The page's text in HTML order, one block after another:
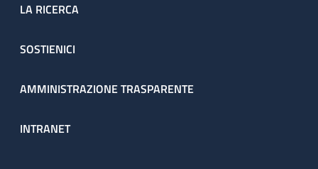
LA RICERCA
SOSTIENICI
AMMINISTRAZIONE TRASPARENTE
INTRANET